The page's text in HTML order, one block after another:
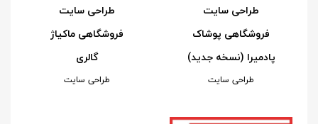
طراحی سایت
فروشگاهی پوشاک
پادمیرا (نسخه جدید)
طراحی سایت
طراحی سایت
فروشگاهی ماکیاژ
گالری
طراحی سایت